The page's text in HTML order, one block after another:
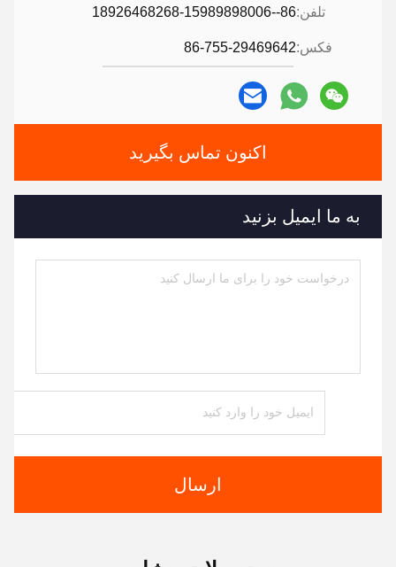
تلفن:86--18926468268-15989898006
فکس:86-755-29469642
اکنون تماس بگیرید
به ما ایمیل بزنید
ارسال